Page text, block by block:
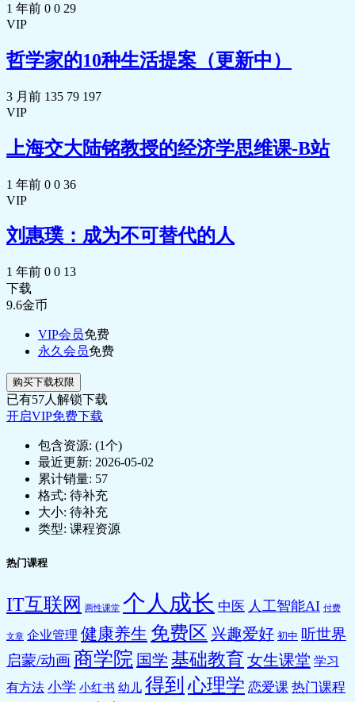
1 年前 0 0 29
VIP
哲学家的10种生活提案（更新中）
3 月前 135 79 197
VIP
上海交大陆铭教授的经济学思维课-B站
1 年前 0 0 36
VIP
刘惠璞：成为不可替代的人
1 年前 0 0 13
下载
9.6金币
VIP会员免费
永久会员免费
购买下载权限
已有57人解锁下载
开启VIP免费下载
包含资源: (1个)
最近更新: 2026-05-02
累计销量: 57
格式: 待补充
大小: 待补充
类型: 课程资源
热门课程
IT互联网 两性课堂 个人成长 中医 人工智能AI 付费
文章 企业管理 健康养生 免费区 兴趣爱好 初中 听世界
启蒙/动画商学院 国学 基础教育 女生课堂 学习
有方法 小学 小红书 幼儿 得到 心理学 恋爱课 热门课程